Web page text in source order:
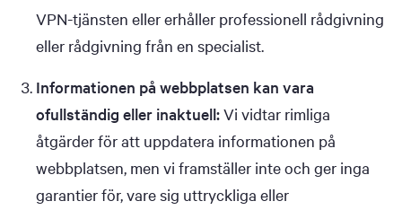
VPN-tjänsten eller erhåller professionell rådgivning
eller rådgivning från en specialist.
Informationen på webbplatsen kan vara
ofullständig eller inaktuell:Vi vidtar rimliga
åtgärder för att uppdatera informationen på
webbplatsen, men vi framställer inte och ger inga
garantier för, vare sig uttryckliga eller